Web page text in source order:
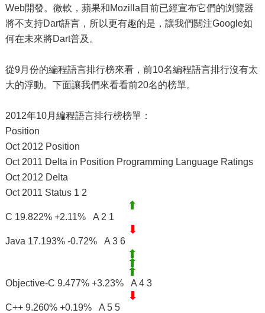
Web開發。微軟，蘋果和Mozilla目前已經宣布它們的浏覽器
將不支持Dart語言，所以更有趣的是，讓我們關注Google如
何在未來將Dart普及。
從9月份的編程語言排行榜來看，前10名編程語言排行沒有太
大的浮動。下面讓我們來看看前20名的榜單。
2012年10月編程語言排行榜榜單：
Position
Oct 2012 Position
Oct 2011 Delta in Position Programming Language Ratings
Oct 2012 Delta
Oct 2011 Status 1 2
C 19.822% +2.11% A 2 1
Java 17.193% -0.72% A 3 6
Objective-C 9.477% +3.23% A 4 3
C++ 9.260% +0.19% A 5 5